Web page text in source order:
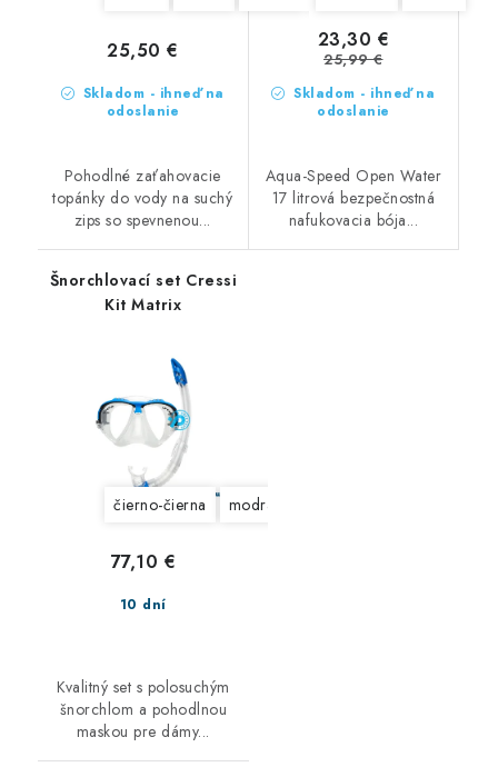
Skladom - ihneď na
odoslanie
25,50 €
Pohodlné zaťahovacie
topánky do vody na suchý
zips so spevnenou...
Skladom - ihneď na
odoslanie
23,30 €
25,99 €
Aqua-Speed Open Water
17 litrová bezpečnostná
nafukovacia bója...
Šnorchlovací set Cressi
Kit Matrix
čierno-čierna modrá
10 dní
77,10 €
Kvalitný set s polosuchým
šnorchlom a pohodlnou
maskou pre dámy...